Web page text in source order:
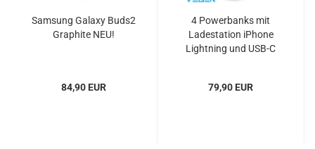
Samsung Galaxy Buds2
Graphite NEU!
84,90 EUR
4 Powerbanks mit
Ladestation iPhone
Lightning und USB-C
79,90 EUR